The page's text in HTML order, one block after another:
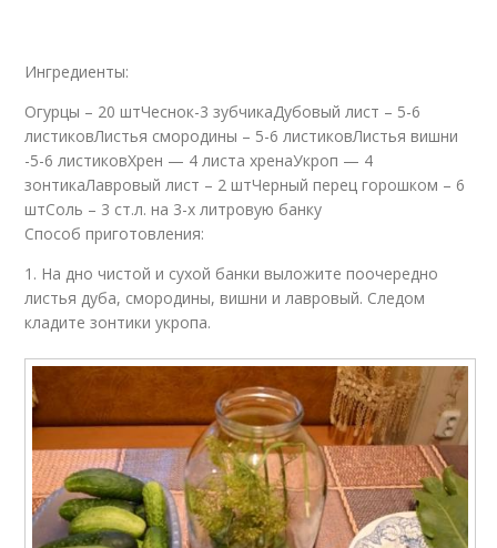
Ингредиенты:
Огурцы – 20 штЧеснок-3 зубчикаДубовый лист – 5-6
листиковЛистья смородины – 5-6 листиковЛистья вишни
-5-6 листиковХрен — 4 листа хренаУкроп — 4
зонтикаЛавровый лист – 2 штЧерный перец горошком – 6
штСоль – 3 ст.л. на 3-х литровую банку
Способ приготовления:
1. На дно чистой и сухой банки выложите поочередно
листья дуба, смородины, вишни и лавровый. Следом
кладите зонтики укропа.